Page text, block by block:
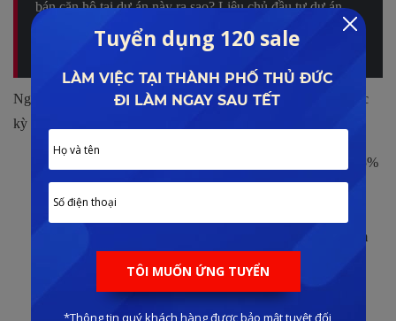
bán căn hộ tại dự án này ra sao? Liệu chủ đầu tư dự án
này có uy tín? Thông tin và đánh giá chi tiết bởi Lê Đình
Ngoài ra, chủ đầu tư còn đem đến những chính sách ưu đãi cực
kỳ hấp dẫn dành cho khách hàng tại thời điểm hiện nay như:
Thanh toán nhanh 70% GTSP sẽ nhận được chiết khấu 5%
GTSP, thanh toán nhanh 95% GTSP sẽ nhận được chiết
khấu lên đến 10% GTSP.
Miễn phí 3 năm phí quản lý – vận hành, tính từ thời điểm
sản phẩm được bàn giao.
Tặng 3 chỉ vàng cùng với 35 triệu đồng cho khách hàng
may mắn.